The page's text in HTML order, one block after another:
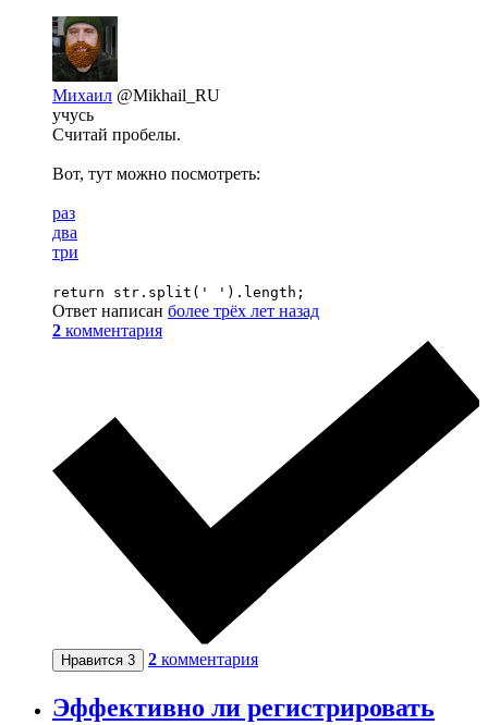
Михаил @Mikhail_RU
учусь
Считай пробелы.
Вот, тут можно посмотреть:
раз
два
три
return str.split(' ').length;
Ответ написан более трёх лет назад
2 комментария
Нравится 3 2 комментария
Эффективно ли регистрировать